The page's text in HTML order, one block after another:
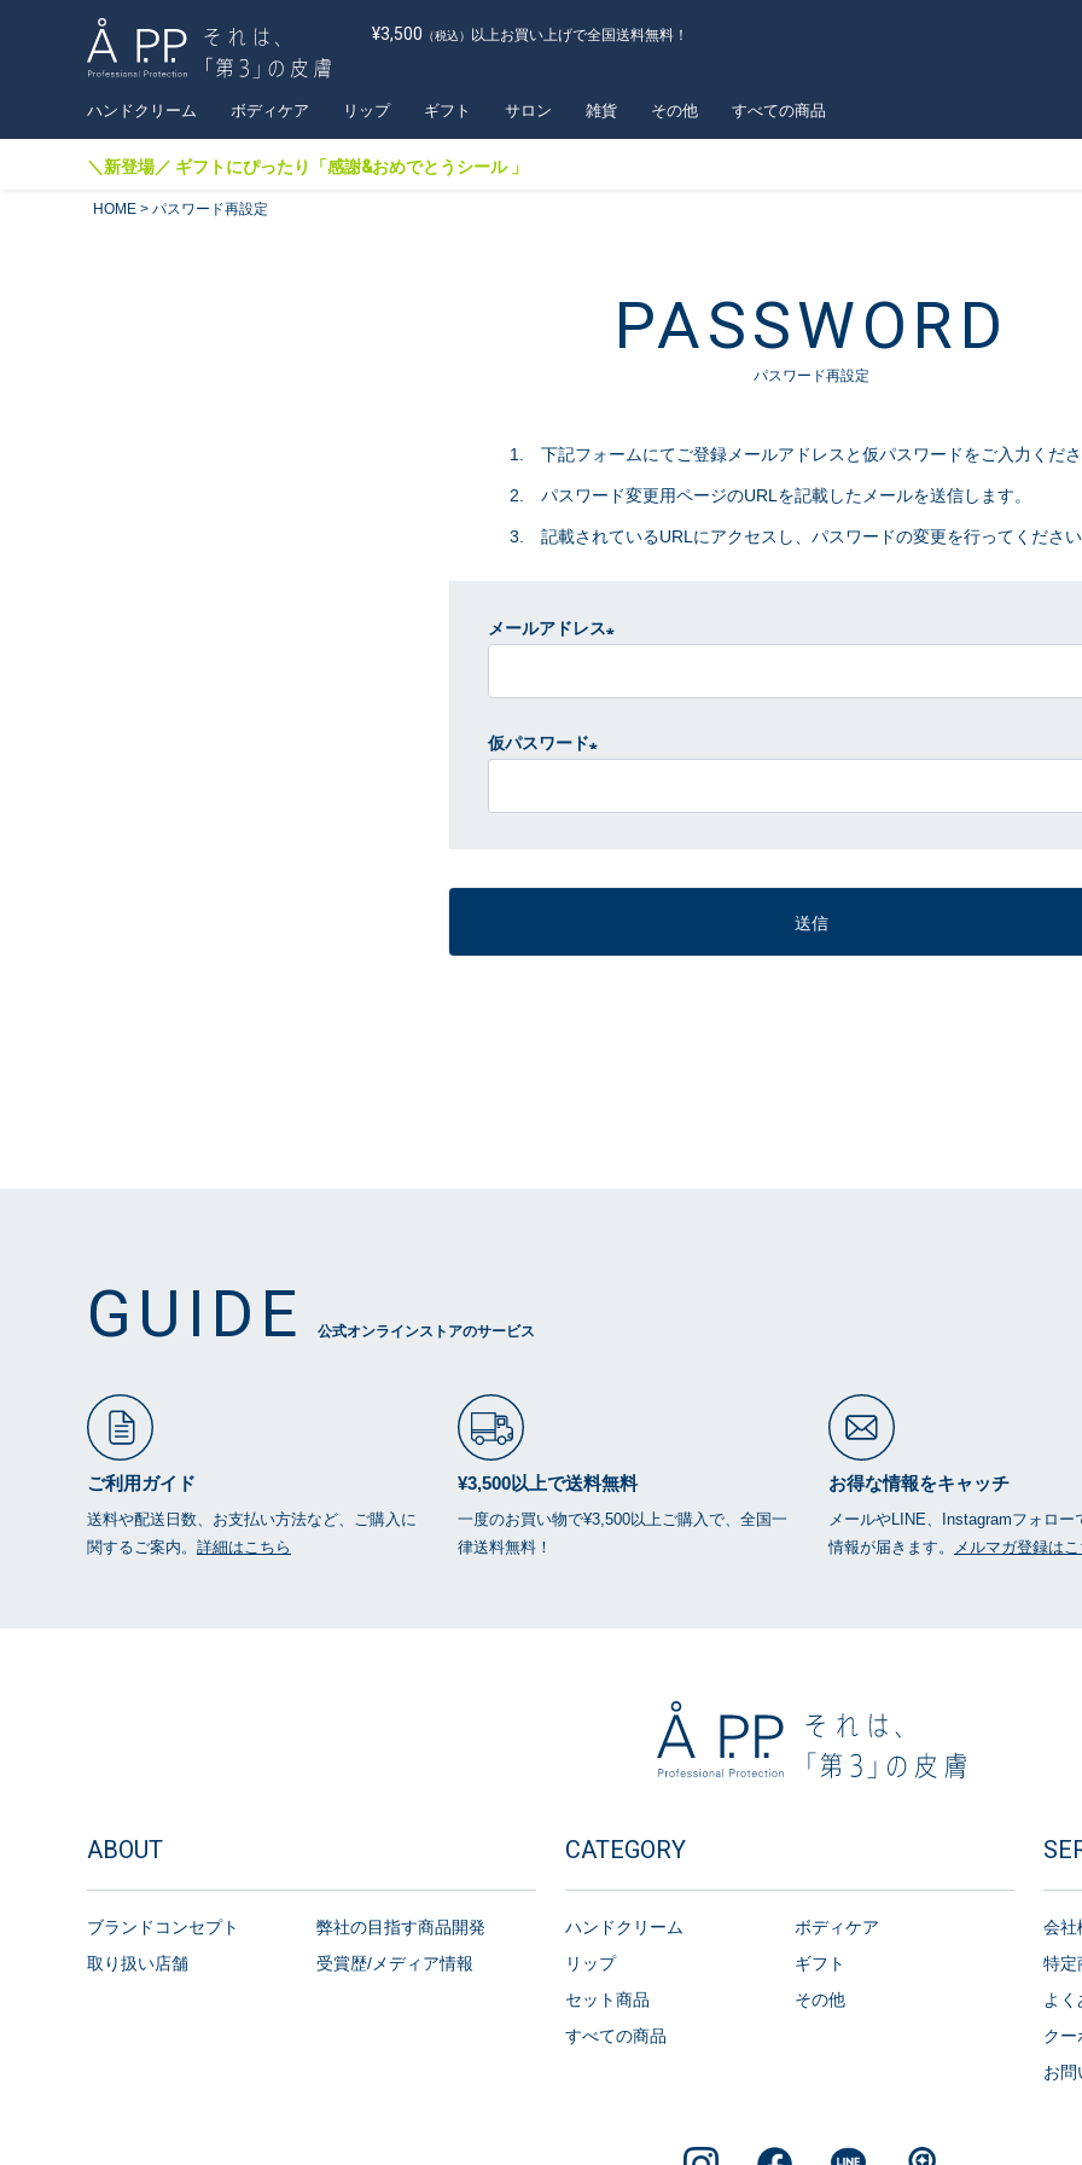
¥3,500 （税込） 以上お買い上げで全国送料無料！
ハンドクリーム ボディケア リップ ギフト サロン 雑貨 その他 すべての商品
＼新登場／ ギフトにぴったり「感謝&おめでとうシール 」
HOME パスワード再設定
PASSWORD
パスワード再設定
下記フォームにてご登録メールアドレスと仮パスワードをご入力くださ
パスワード変更用ページのURLを記載したメールを送信します。
記載されているURLにアクセスし、パスワードの変更を行ってください
メールアドレス
必
)
仮パスワード
必
送信
GUIDE 公式オンラインストアのサービス
ご利用ガイド
送料や配送日数、お支払い方法など、ご購入に
関するご案内。 詳細はこちら
¥3,500以上で送料無料
一度のお買い物で¥3,500以上ご購入で、全国一
律送料無料！
お得な情報をキャッチ
メールやLINE、Instagramフォロー
情報が届きます。
メルマガ登録はこ
ABOUT
ブランドコンセプト
弊社の目指す商品開発
取り扱い店舗
受賞歴/メディア情報
CATEGORY
ハンドクリーム
ボディケア
リップ
ギフト
セット商品
その他
すべての商品
会社
特定
よ
クー
お問